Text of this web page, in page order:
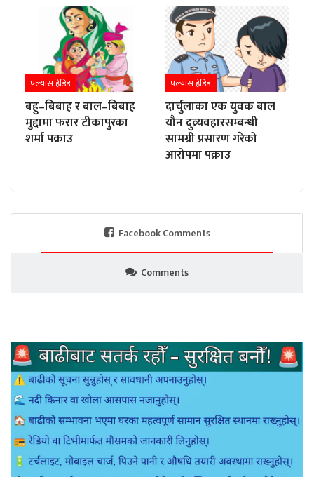
फ्ल्यास हेडिङ
बहु–बिबाह र बाल–बिबाह
मुद्दामा फरार टीकापुरका
शर्मा पक्राउ
फ्ल्यास हेडिङ
दार्चुलाका एक युवक बाल
यौन दुव्र्यवहारसम्बन्धी
सामग्री प्रसारण गरेको
आरोपमा पक्राउ
Facebook Comments
Comments